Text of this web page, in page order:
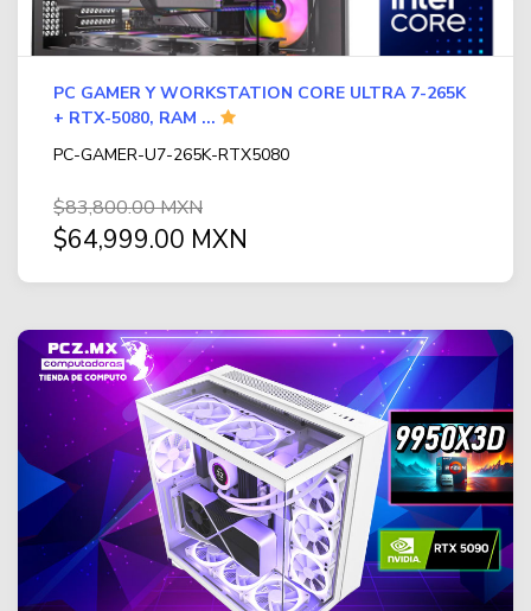
PC GAMER Y WORKSTATION CORE ULTRA 7-265K
+ RTX-5080, RAM ...
PC-GAMER-U7-265K-RTX5080
$83,800.00 MXN
$64,999.00 MXN